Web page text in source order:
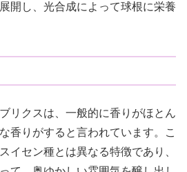
開し、光合成によって球根に栄養
リクスは、一般的に香りがほとん
香りがすると言われています。こ
イセン種とは異なる特徴であり、